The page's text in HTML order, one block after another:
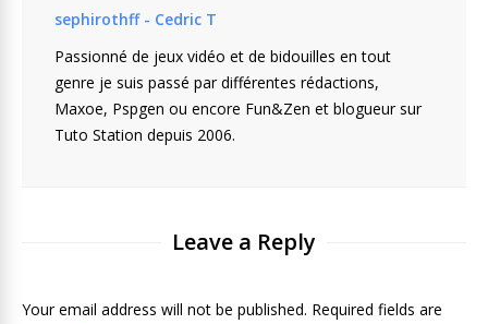
sephirothff - Cedric T
Passionné de jeux vidéo et de bidouilles en tout
genre je suis passé par différentes rédactions,
Maxoe, Pspgen ou encore Fun&Zen et blogueur sur
Tuto Station depuis 2006.
Leave a Reply
Your email address will not be published. Required fields are